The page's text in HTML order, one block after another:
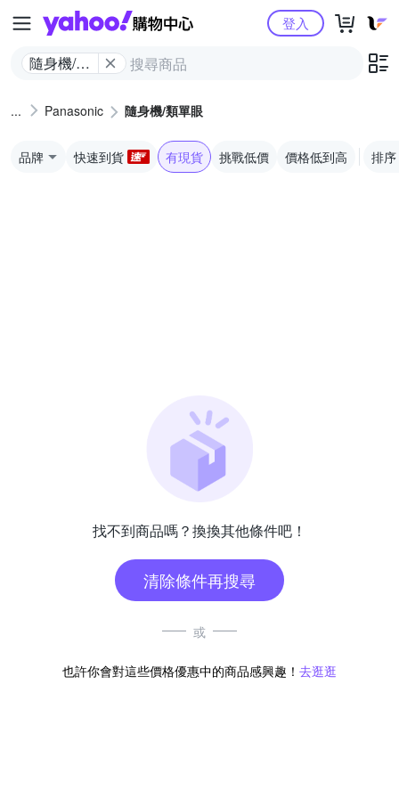
Yahoo購物中心
隨身機/類
登入
Panasonic 隨身機/類單眼
品牌 快速到貨 有現貨 挑戰低價 價格低到高 排序
找不到商品嗎？換換其他條件吧！
清除條件再搜尋
或
也許你會對這些價格優惠中的商品感興趣！ 去逛逛